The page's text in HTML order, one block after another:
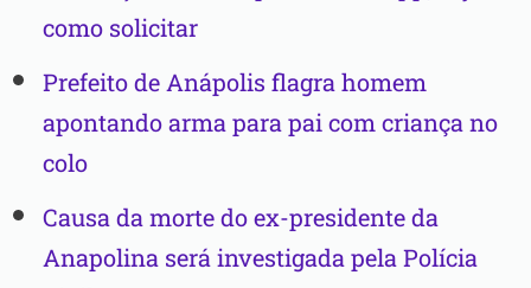
como solicitar
Prefeito de Anápolis flagra homem
apontando arma para pai com criança no
colo
Causa da morte do ex-presidente da
Anapolina será investigada pela Polícia